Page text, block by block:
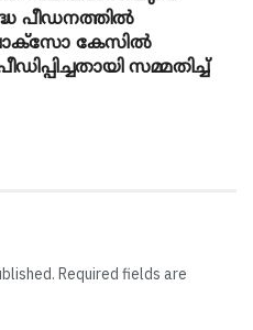
പീഡനത്തിൽ
കേസിൽ
സമ്മതിച്ച്
Required fields are